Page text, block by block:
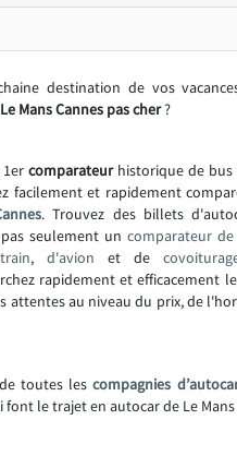
destination de vos
Mans Cannes pas cher?
comparateurhistorique de bus
facilement et rapidement
. Trouvez des billets
seulement un comparateur
, d'avion et de
rapidement et efficacement
attentes au niveau du prix, de
toutes lescompagnies
le trajet en autocar de Le Mans